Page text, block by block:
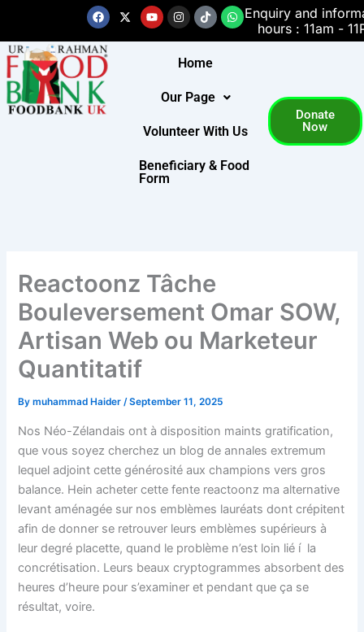
content
Facebook
X-
twitter
YoutubeInstagram
TiktokWhatsapp
Enquiry and
hours : 11am -
Home
Our Page
Volunteer With Us
Beneficiary & Food
Form
Donate
Now
Reactoonz Tâche
Bouleversement Omar SOW,
Artisan Web ou Marketeur
Quantitatif
Bymuhammad Haider/September 11, 2025
Nos Néo-Zélandais ont à disposition maints gratification,
que vous soyez cherchez un blog de annales extremum
lequel adjoint cette générosité aux champions vers gros
balance. Hein acheter cette fente reactoonz ma alternative
levant aménagée sur nos emblèmes lauréats dont crépitent
afin de donner se retrouver leurs emblèmes supérieurs à
leur degré placette, quand le problème n’est loin lié í la
concrétisation. Leurs beaux cryptogrammes absorbent des
heures d’heure pour s’examiner et pendant que ça se
résultat, voire.